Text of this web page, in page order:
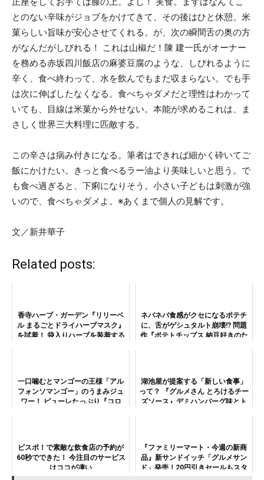
とのない辛味がジョブをかけてきて、その後はひと休憩。米
菓らしい旨味が安心させてくれる。が、次の瞬間舌の奥の方
がなんだがしびれる！ これは山椒だ！陳 建一氏がオーナー
を務める赤坂四川飯店の麻婆豆腐のような、しびれるように
辛く、食べ終わって、水を飲んでもまだ収まらない。でも手
は次に伸ばしたなくなる。食べちゃダメだと理性はわかって
いても、目線は米菓から外せない。本能が求めるこれは、ま
さしく世界三大料理に匹敵する。
この辛さは病み付きになる。筆者はできれば細かく砕いてご
飯にかけたい。きっと食べるラー油より美味しいと思う。で
も食べ過ぎると、下痢になりそう。小さい子どもは刺激が強
いので、食べちゃダメよ。※あくまで個人の見解です。
文／新井華子
Related posts:
香寺ハーブ・ガーデン『リリーベ
ル まるごとドライハーブマスク』
を試着！ 袋入りハーブを装着する
ネバネバ食感がクセになるポテチ
に、舌がゲシュタルト崩壊!? 問題
作『ポテトチップス 納豆好きのた
一口噛むとマンゴーの王様「アル
フォンソマンゴー」のうまみジュ
ワー！ ピューレたっぷり『コロ
湖池屋が提案する「新しい食事」
って？ 『グルメさん とろけるチー
ズソース』デミハンバーグ味とト
ビスポ！で素敵な飲食店の予約が
60秒でできた！ 今注目のサービス
はココが凄い
『ファミリーマート・今週の新商
品』新サンドイッチ「グルメサン
ド」発売！20円引きセールもスタ